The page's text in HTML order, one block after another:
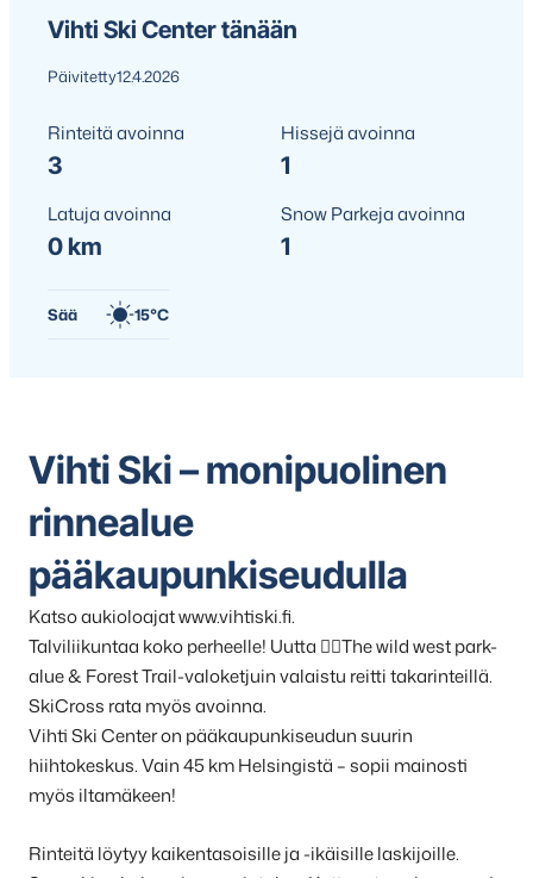
Vihti Ski Center tänään
Päivitetty12.4.2026
Rinteitä avoinna
3
Hissejä avoinna
1
Latuja avoinna
0 km
Snow Parkeja avoinna
1
Sää 15°C
Vihti Ski – monipuolinen
rinnealue
pääkaupunkiseudulla
Katso aukioloajat www.vihtiski.fi.
Talviliikuntaa koko perheelle! Uutta 👉🏻The wild west park-
alue & Forest Trail-valoketjuin valaistu reitti takarinteillä.
SkiCross rata myös avoinna.
Vihti Ski Center on pääkaupunkiseudun suurin
hiihtokeskus. Vain 45 km Helsingistä – sopii mainosti
myös iltamäkeen!
Rinteitä löytyy kaikentasoisille ja -ikäisille laskijoille.